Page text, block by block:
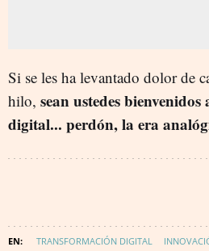
Si se les ha levantado dolor de
hilo, sean ustedes
digital... perdón, la era
TRANSFORMACIÓN DIGITAL